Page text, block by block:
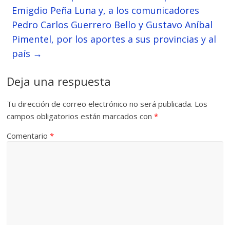
Emigdio Peña Luna y, a los comunicadores
Pedro Carlos Guerrero Bello y Gustavo Aníbal
Pimentel, por los aportes a sus provincias y al
país →
Deja una respuesta
Tu dirección de correo electrónico no será publicada. Los
campos obligatorios están marcados con*
Comentario*